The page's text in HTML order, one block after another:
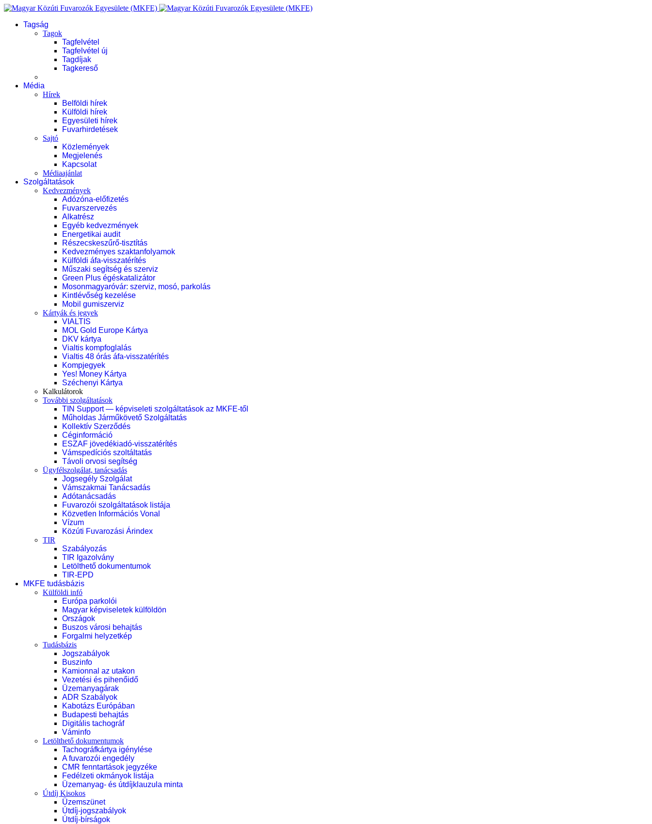
Tagság
Tagok
Tagfelvétel
Tagfelvétel új
Tagdíjak
Tagkereső
Média
Hírek
Belföldi hírek
Külföldi hírek
Egyesületi hírek
Fuvarhirdetések
Sajtó
Közlemények
Megjelenés
Kapcsolat
Médiaajánlat
Szolgáltatások
Kedvezmények
Adózóna-előfizetés
Fuvarszervezés
Alkatrész
Egyéb kedvezmények
Energetikai audit
Részecskeszűrő-tisztítás
Kedvezményes szaktanfolyamok
Külföldi áfa-visszatérítés
Műszaki segítség és szerviz
Green Plus égéskatalizátor
Mosonmagyaróvár: szerviz, mosó, parkolás
Kintlévőség kezelése
Mobil gumiszerviz
Kártyák és jegyek
VIALTIS
MOL Gold Europe Kártya
DKV kártya
Vialtis kompfoglalás
Vialtis 48 órás áfa-visszatérítés
Kompjegyek
Yes! Money Kártya
Széchenyi Kártya
Kalkulátorok
További szolgáltatások
TIN Support — képviseleti szolgáltatások az MKFE-től
Műholdas Járműkövető Szolgáltatás
Kollektív Szerződés
Céginformáció
ESZAF jövedékiadó-visszatérítés
Vámspedíciós szoltáltatás
Távoli orvosi segítség
Ügyfélszolgálat, tanácsadás
Jogsegély Szolgálat
Vámszakmai Tanácsadás
Adótanácsadás
Fuvarozói szolgáltatások listája
Közvetlen Információs Vonal
Vízum
Közúti Fuvarozási Árindex
TIR
Szabályozás
TIR Igazolvány
Letölthető dokumentumok
TIR-EPD
MKFE tudásbázis
Külföldi infó
Európa parkolói
Magyar képviseletek külföldön
Országok
Buszos városi behajtás
Forgalmi helyzetkép
Tudásbázis
Jogszabályok
Buszinfo
Kamionnal az utakon
Vezetési és pihenőidő
Üzemanyagárak
ADR Szabályok
Kabotázs Európában
Budapesti behajtás
Digitális tachográf
Váminfo
Letölthető dokumentumok
Tachográfkártya igénylése
A fuvarozói engedély
CMR fenntartások jegyzéke
Fedélzeti okmányok listája
Üzemanyag- és útdíjklauzula minta
Útdíj Kisokos
Üzemszünet
Útdíj-jogszabályok
Útdíj-bírságok